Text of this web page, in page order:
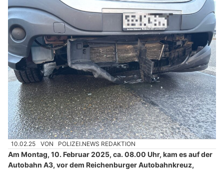
10.02.25 VON POLIZEI.NEWS REDAKTION
Am Montag, 10. Februar 2025, ca. 08.00 Uhr, kam es auf der
Autobahn A3, vor dem Reichenburger Autobahnkreuz,